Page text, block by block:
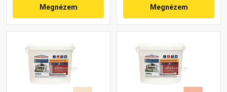
Megnézem Megnézem